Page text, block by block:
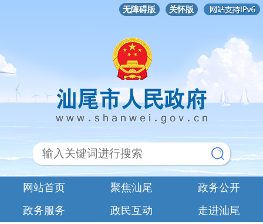
无障碍版 关怀版
网站首页 聚焦汕尾
政务公开
政务服务
政民互动 走进汕尾